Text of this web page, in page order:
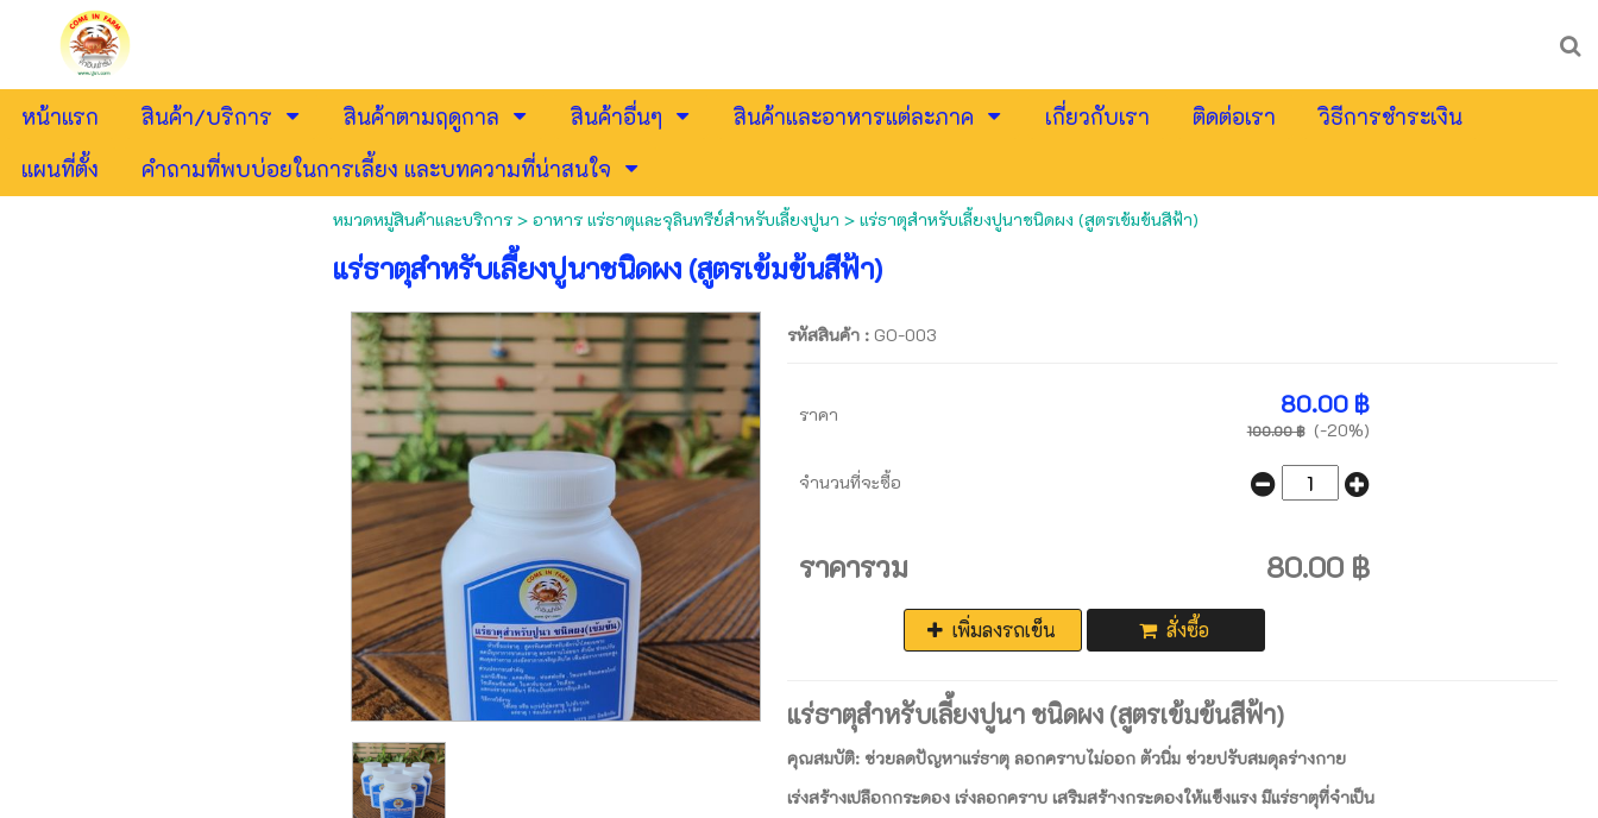
หน้าแรก สินค้า/บริการ สินค้าตามฤดูกาล สินค้าอื่นๆ สินค้าและอาหารแต่ละภาค เกี่ยวกับเรา ติดต่อเรา
วิธีการชำระเงิน
แผนที่ตั้ง
คำถามที่พบบ่อยในการเลี้ยง และบทความที่น่าสนใจ
หมวดหมู่สินค้าและบริการ> อาหาร แร่ธาตุและจุลินทรีย์สำหรับเลี้ยงปูนา > แร่ธาตุสำหรับเลี้ยงปูนาชนิดผง (สูตรเข้มข้นสีฟ้า)
แร่ธาตุสำหรับเลี้ยงปูนาชนิดผง (สูตรเข้มข้นสีฟ้า)
รหัสสินค้า : GO-003
ราคา 80.00 ฿
100.00 ฿ (-20%)
จำนวนที่จะซื้อ
ราคารวม 80.00 ฿
เพิ่มลงรถเข็น สั่งซื้อ
แร่ธาตุสำหรับเลี้ยงปูนา ชนิดผง (สูตรเข้มข้นสีฟ้า)
คุณสมบัติ: ช่วยลดปัญหาแร่ธาตุ ลอกคราบไม่ออก ตัวนิ่ม ช่วยปรับสมดุลร่างกาย
เร่งสร้างเปลือกกระดอง เร่งลอกคราบ เสริมสร้างกระดองให้แข็งแรง มีแร่ธาตุที่จำเป็น